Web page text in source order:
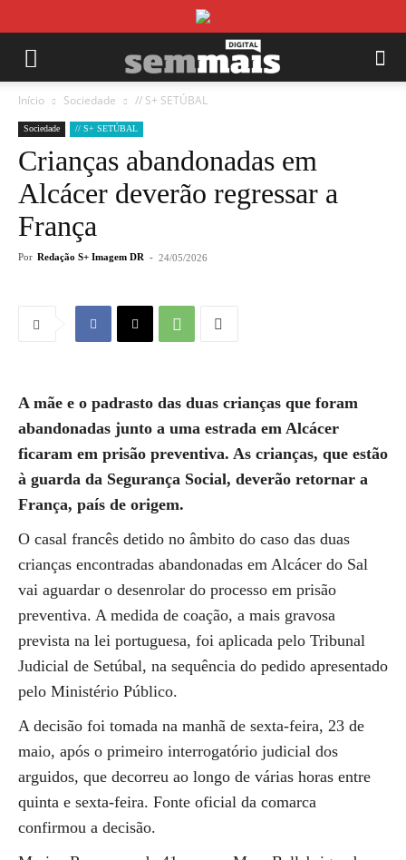
Início Sociedade // S+ SETÚBAL
Sociedade // S+ SETÚBAL
Crianças abandonadas em
Alcácer deverão regressar a
França
Por Redação S+ Imagem DR - 24/05/2026
A mãe e o padrasto das duas crianças que foram
abandonadas junto a uma estrada em Alcácer
ficaram em prisão preventiva. As crianças, que estão
à guarda da Segurança Social, deverão retornar a
França, país de origem.
O casal francês detido no âmbito do caso das duas
crianças encontradas abandonadas em Alcácer do Sal
vai aguardar o desenrolar do processo em prisão
preventiva. A medida de coação, a mais gravosa
prevista na lei portuguesa, foi aplicada pelo Tribunal
Judicial de Setúbal, na sequência do pedido apresentado
pelo Ministério Público.
A decisão foi tomada na manhã de sexta-feira, 23 de
maio, após o primeiro interrogatório judicial dos
arguidos, que decorreu ao longo de várias horas entre
quinta e sexta-feira. Fonte oficial da comarca
confirmou a decisão.